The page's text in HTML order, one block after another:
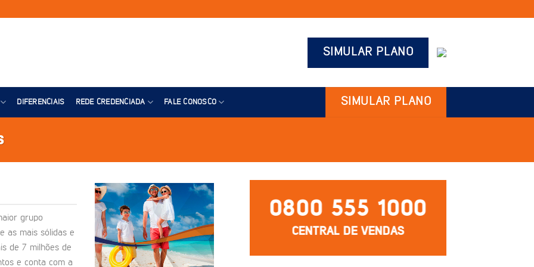
SIMULAR PLANO
DIFERENCIAIS REDE CREDENCIADA FALE CONOSCO SIMULAR PLANO
grupo
as mais sólidas e
de 7 milhões de
e conta com a
0800 555 1000
CENTRAL DE VENDAS